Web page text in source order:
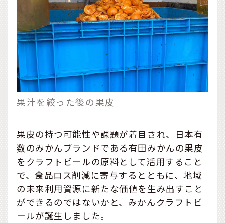
果汁を絞った後の果皮
果皮の持つ可能性や課題が着目され、日本有
数のみかんブランドである有田みかんの果皮
をクラフトビールの原料として活用すること
で、食品ロス削減に寄与するとともに、地域
の未来利用資源に新たな価値を生み出すこと
ができるのではないかと、みかんクラフトビ
ールが誕生しました。